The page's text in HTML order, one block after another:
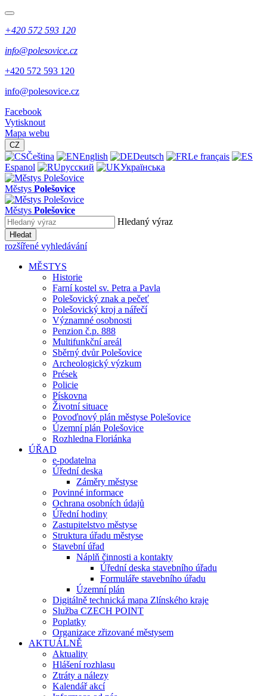
+420 572 593 120
info@polesovice.cz
+420 572 593 120
info@polesovice.cz
Facebook
Vytisknout
Mapa webu
CZ
Čeština English Deutsch
Le français
Espanol
русский Українська
Městys Polešovice
Městys Polešovice
Hledaný výraz
Hledat
rozšířené vyhledávání
MĚSTYS
Historie
Farní kostel sv. Petra a Pavla
Polešovický znak a pečeť
Polešovický kroj a nářečí
Významné osobnosti
Penzion č.p. 888
Multifunkční areál
Sběrný dvůr Polešovice
Archeologický výzkum
Prések
Policie
Pískovna
Životní situace
Povoďnový plán městyse Polešovice
Územní plán Polešovice
Rozhledna Floriánka
ÚŘAD
e-podatelna
Úřední deska
Záměry městyse
Povinné informace
Ochrana osobních údajů
Úřední hodiny
Zastupitelstvo městyse
Struktura úřadu městyse
Stavební úřad
Náplň činnosti a kontakty
Úřední deska stavebního úřadu
Formuláře stavebního úřadu
Územní plán
Digitálně technická mapa Zlínského kraje
Služba CZECH POINT
Poplatky
Organizace zřizované městysem
AKTUÁLNĚ
Aktuality
Hlášení rozhlasu
Ztráty a nálezy
Kalendář akcí